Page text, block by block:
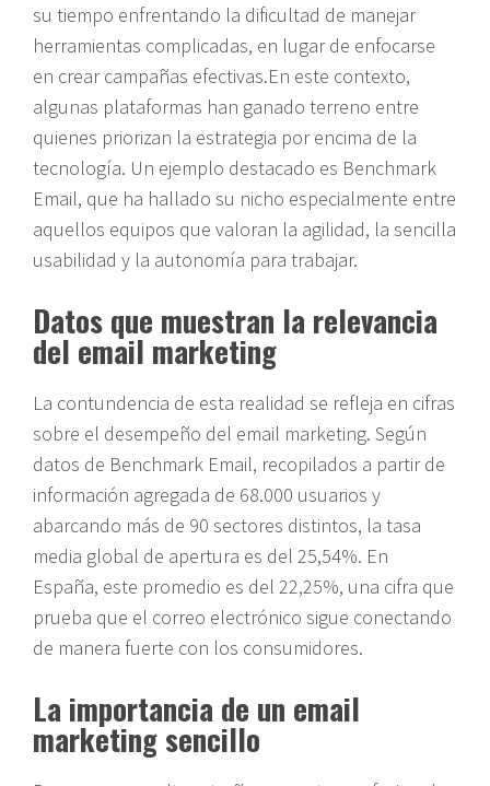
su tiempo enfrentando la dificultad de manejar
herramientas complicadas, en lugar de enfocarse
en crear campañas efectivas.En este contexto,
algunas plataformas han ganado terreno entre
quienes priorizan la estrategia por encima de la
tecnología. Un ejemplo destacado es Benchmark
Email, que ha hallado su nicho especialmente entre
aquellos equipos que valoran la agilidad, la sencilla
usabilidad y la autonomía para trabajar.
Datos que muestran la relevancia
del email marketing
La contundencia de esta realidad se refleja en cifras
sobre el desempeño del email marketing. Según
datos de Benchmark Email, recopilados a partir de
información agregada de 68.000 usuarios y
abarcando más de 90 sectores distintos, la tasa
media global de apertura es del 25,54%. En
España, este promedio es del 22,25%, una cifra que
prueba que el correo electrónico sigue conectando
de manera fuerte con los consumidores.
La importancia de un email
marketing sencillo